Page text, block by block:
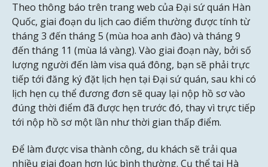
Theo thông báo trên trang web của Đại sứ quán Hàn
Quốc, giai đoạn du lịch cao điểm thường được tính từ
tháng 3 đến tháng 5 (mùa hoa anh đào) và tháng 9
đến tháng 11 (mùa lá vàng). Vào giai đoạn này, bởi số
lượng người đến làm visa quá đông, bạn sẽ phải trực
tiếp tới đăng ký đặt lịch hẹn tại Đại sứ quán, sau khi có
lịch hẹn cụ thể đương đơn sẽ quay lại nộp hồ sơ vào
đúng thời điểm đã được hẹn trước đó, thay vì trực tiếp
tới nộp hồ sơ một lần như thời gian thấp điểm.
Để làm được visa thành công, du khách sẽ trải qua
nhiều giai đoạn hơn lúc bình thường. Cụ thể tại Hà